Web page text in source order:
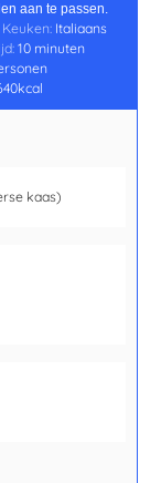
aan te passen.
Keuken: Italiaans
10 minuten
kcal
kaas)